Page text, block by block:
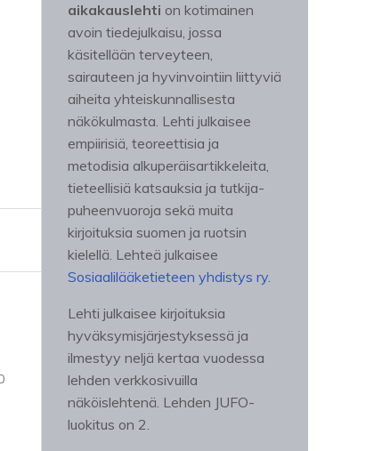
aikakauslehti on kotimainen
avoin tiedejulkaisu, jossa
käsitellään terveyteen,
sairauteen ja hyvinvointiin liittyviä
aiheita yhteiskunnallisesta
näkökulmasta. Lehti julkaisee
empiirisiä, teoreettisia ja
metodisia alkuperäisartikkeleita,
tieteellisiä katsauksia ja tutkija-
puheenvuoroja sekä muita
kirjoituksia suomen ja ruotsin
kielellä. Lehteä julkaisee
Sosiaalilääketieteen yhdistys ry.
Lehti julkaisee kirjoituksia
hyväksymisjärjestyksessä ja
ilmestyy neljä kertaa vuodessa
lehden verkkosivuilla
näköislehtenä. Lehden JUFO-
luokitus on 2.